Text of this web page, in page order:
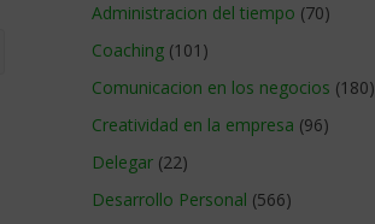
Administracion del tiempo (70)
Coaching (101)
Comunicacion en los negocios (180)
Creatividad en la empresa (96)
Delegar (22)
Desarrollo Personal (566)